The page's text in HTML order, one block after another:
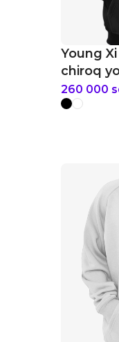
Young
chiroq
hudi
260 000